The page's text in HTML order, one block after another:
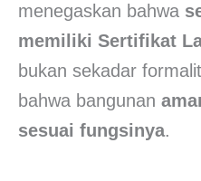
menegaskan bahwa
memiliki Sertifikat
bukan sekadar
bahwa bangunan
sesuai fungsinya.